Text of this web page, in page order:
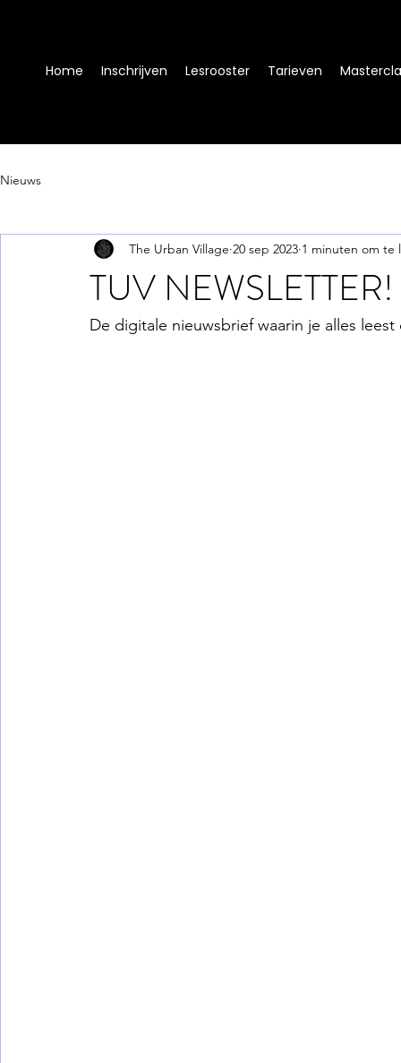
Home Inschrijven Lesrooster Tarieven
Nieuws
TUV
The Urban Village 20 sep 2023 1 minuten om te
De digitale nieuwsbrief waarin je alles